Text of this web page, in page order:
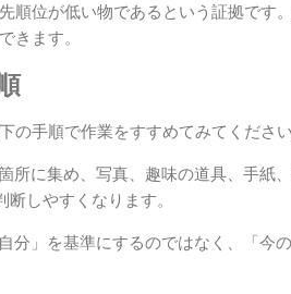
順位が低い物であるという証拠です
きます。
手順で作業をすすめてみてください
所に集め、写真、趣味の道具、手紙
しやすくなります。
分」を基準にするのではなく、「今